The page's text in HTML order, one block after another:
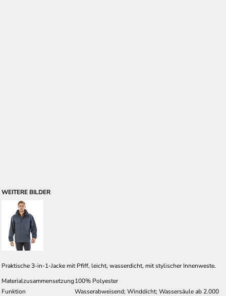
WEITERE BILDER
Praktische 3-in-1-Jacke mit Pfiff, leicht, wasserdicht, mit stylischer Innenweste.
Materialzusammensetzung100% Polyester
Funktion
Wasserabweisend; Winddicht; Wassersäule ab 2.000